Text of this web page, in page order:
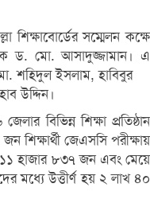
শিক্ষাবোর্ডের সম্মেলন কক্ষে
ড. মো. আসাদুজ্জামান। এ
শহিদুল ইসলাম, হাবিবুর
উদ্দিন।
বিভিন্ন শিক্ষা প্রতিষ্ঠান
জেএসসি পরীক্ষায়
হাজার ৮৩৭ জন এবং মেয়ে
মধ্যে উত্তীর্ণ হয় ২ লাখ ৪০